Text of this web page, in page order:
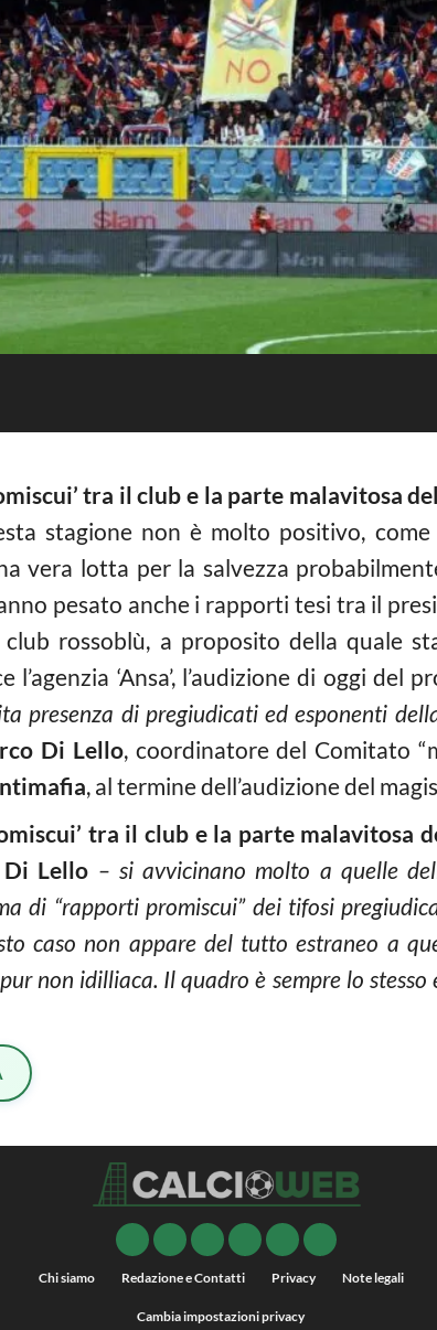
tra il club e la parte malavitosa
stagione non è molto positivo, come
vera lotta per la salvezza
pesato anche i rapporti tesi tra il
club rossoblù, a proposito della quale
‘Ansa’, l’audizione di oggi del
presenza di pregiudicati ed esponenti
Di Lello, coordinatore del Comitato
, al termine dell’audizione del
tra il club e la parte malavitosa
Di Lello – si avvicinano molto a quelle
di “rapporti promiscui” dei tifosi
caso non appare del tutto estraneo a
non idilliaca. Il quadro è sempre lo
Chi siamo Redazione e Contatti Privacy Note legali
Cambia impostazioni privacy